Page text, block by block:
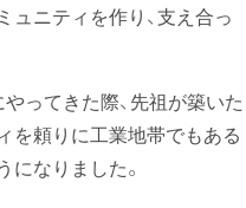
ニティを作り、支え合っ
ってきた際、先祖が築いた
を頼りに工業地帯でもある
なりました。